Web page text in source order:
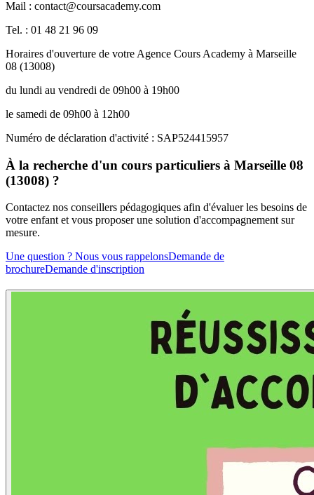
Mail : contact@coursacademy.com
Tel. : 01 48 21 96 09
Horaires d'ouverture de votre Agence Cours Academy à Marseille
08 (13008)
du lundi au vendredi de 09h00 à 19h00
le samedi de 09h00 à 12h00
Numéro de déclaration d'activité : SAP524415957
À la recherche d'un cours particuliers à Marseille 08
(13008) ?
Contactez nos conseillers pédagogiques afin d'évaluer les besoins de
votre enfant et vous proposer une solution d'accompagnement sur
mesure.
Une question ? Nous vous rappelonsDemande de
brochureDemande d'inscription